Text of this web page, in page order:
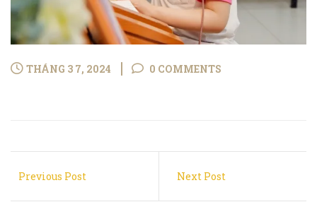
THÁNG 3 7, 2024 0 COMMENTS
Previous Post Next Post